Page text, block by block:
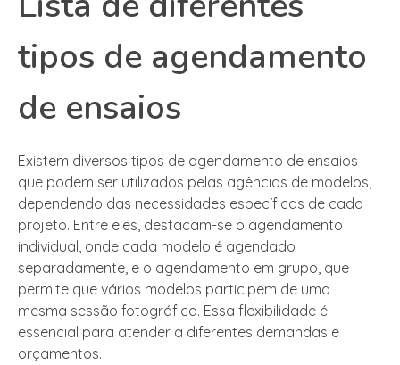
tipos de agendamento
de ensaios
Existem diversos tipos de agendamento de ensaios
que podem ser utilizados pelas agências de modelos,
dependendo das necessidades específicas de cada
projeto. Entre eles, destacam-se o agendamento
individual, onde cada modelo é agendado
separadamente, e o agendamento em grupo, que
permite que vários modelos participem de uma
mesma sessão fotográfica. Essa flexibilidade é
essencial para atender a diferentes demandas e
orçamentos.